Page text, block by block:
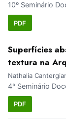
10º Seminário
PDF
Superfícies
textura na
Nathalia
4º Seminário
PDF